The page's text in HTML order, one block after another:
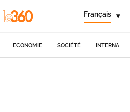
Français ▾
ECONOMIE SOCIÉTÉ